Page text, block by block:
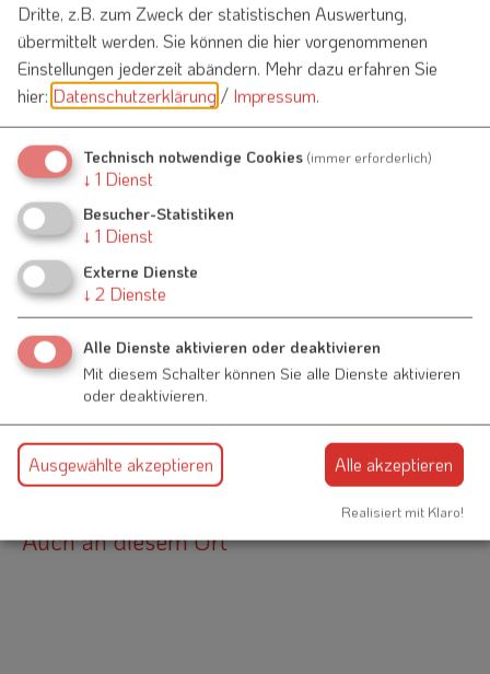
Möchten Sie vonOpenStreetMap/Leaflet
bereitgestellte externe Inhalte laden?
Gasthaus Flierler
Hauptstraße 15
91790 Raitenbuch
09147 945591
Auch an diesem Ort
Dritte, z.B. zum Zweck der statistischen Auswertung,
übermittelt werden. Sie können die hier vorgenommenen
Einstellungen jederzeit abändern. Mehr dazu erfahren Sie
hier: Datenschutzerklärung/ Impressum.
Technisch notwendige Cookies (immer erforderlich)
↓ 1 Dienst
Besucher-Statistiken
↓ 1 Dienst
Externe Dienste
↓ 2 Dienste
Alle Dienste aktivieren oder deaktivieren
Mit diesem Schalter können Sie alle Dienste aktivieren
oder deaktivieren.
Ausgewählte akzeptieren Alle akzeptieren
Realisiert mit Klaro!